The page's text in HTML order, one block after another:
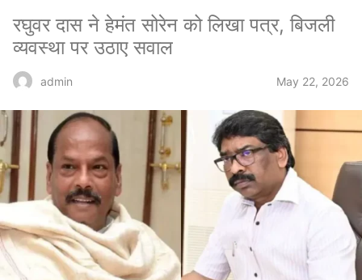
रघुवर दास ने हेमंत सोरेन को लिखा पत्र, बिजली
व्यवस्था पर उठाए सवाल
admin May 22, 2026